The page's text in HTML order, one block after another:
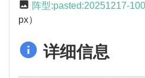
阵型:pasted:20251217-
px）
详细信息